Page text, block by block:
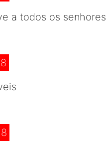
a todos os senhores